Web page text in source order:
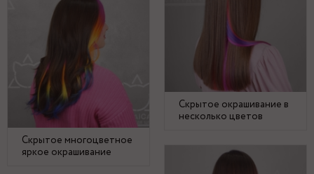
Скрытое окрашивание в
несколько цветов
Скрытое многоцветное
яркое окрашивание